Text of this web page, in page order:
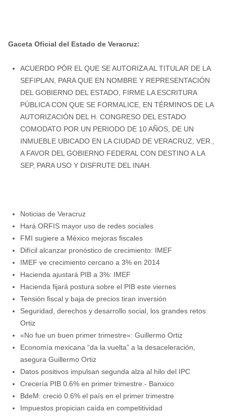
Gaceta Oficial del Estado de Veracruz:
ACUERDO PÒR EL QUE SE AUTORIZA AL TITULAR DE LA
SEFIPLAN, PARA QUE EN NOMBRE Y REPRESENTACIÓN
DEL GOBIERNO DEL ESTADO, FIRME LA ESCRITURA
PÚBLICA CON QUE SE FORMALICE, EN TÉRMINOS DE LA
AUTORIZACIÓN DEL H. CONGRESO DEL ESTADO
COMODATO POR UN PERIODO DE 10 AÑOS, DE UN
INMUEBLE UBICADO EN LA CIUDAD DE VERACRUZ, VER.,
A FAVOR DEL GOBIERNO FEDERAL CON DESTINO A LA
SEP, PARA USO Y DISFRUTE DEL INAH.
Noticias de Veracruz
Hará ORFIS mayor uso de redes sociales
FMI sugiere a México mejoras fiscales
Difícil alcanzar pronóstico de crecimiento: IMEF
IMEF ve crecimiento cercano a 3% en 2014
Hacienda ajustará PIB a 3%: IMEF
Hacienda fijará postura sobre el PIB este viernes
Tensión fiscal y baja de precios tiran inversión
Seguridad, derechos y desarrollo social, los grandes retos:
Ortiz
«No fue un buen primer trimestre»: Guillermo Ortiz
Economía mexicana “da la vuelta” a la desaceleración,
asegura Guillermo Ortiz
Datos positivos impulsan segunda alza al hilo del IPC
Crecería PIB 0.6% en primer trimestre.- Banxico
BdeM: creció 0.6% el país en el primer trimestre
Impuestos propician caída en competitividad